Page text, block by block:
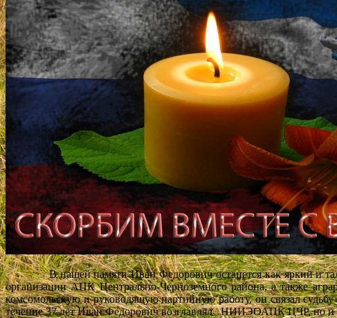
В нашей памяти Иван Федорович останется как яркий и
организации АПК Центрально-Черноземного района, а также
комсомольскую и руководящую партийную работу, он связал
течение 37 лет Иван Федорович возглавлял НИИЭОАПК ЦЧР, но и